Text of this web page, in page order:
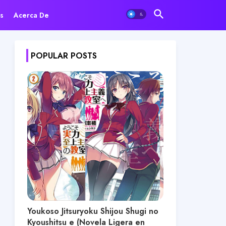
Acerca De
POPULAR POSTS
Youkoso Jitsuryoku Shijou Shugi no
Kyoushitsu e (Novela Ligera en